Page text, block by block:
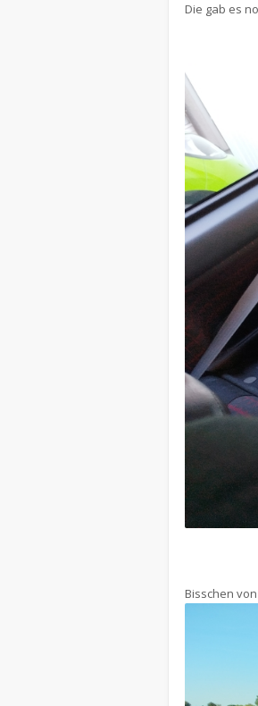
Die gab es
Bisschen